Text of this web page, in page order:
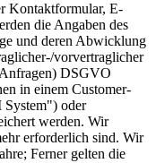
Kontaktformular, E-
die Angaben des
und deren Abwicklung
vorvertraglicher
DSGVO
in einem Customer-
System") oder
werden. Wir
erforderlich sind. Wir
Ferner gelten die